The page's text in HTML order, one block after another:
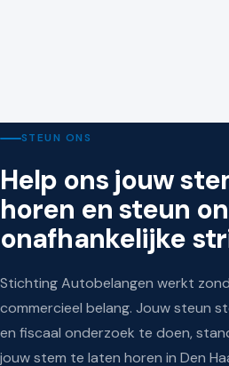
STEUN ONS
Help ons jouw
horen en steun
onafhankelijke
Stichting Autobelangen werkt
commercieel belang. Jouw steun
en fiscaal onderzoek te doen,
jouw stem te laten horen in Den